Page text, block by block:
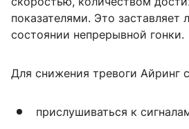
показателями. Это заставляет
состоянии непрерывной гонки.
Для снижения тревоги Айринг
прислушиваться к